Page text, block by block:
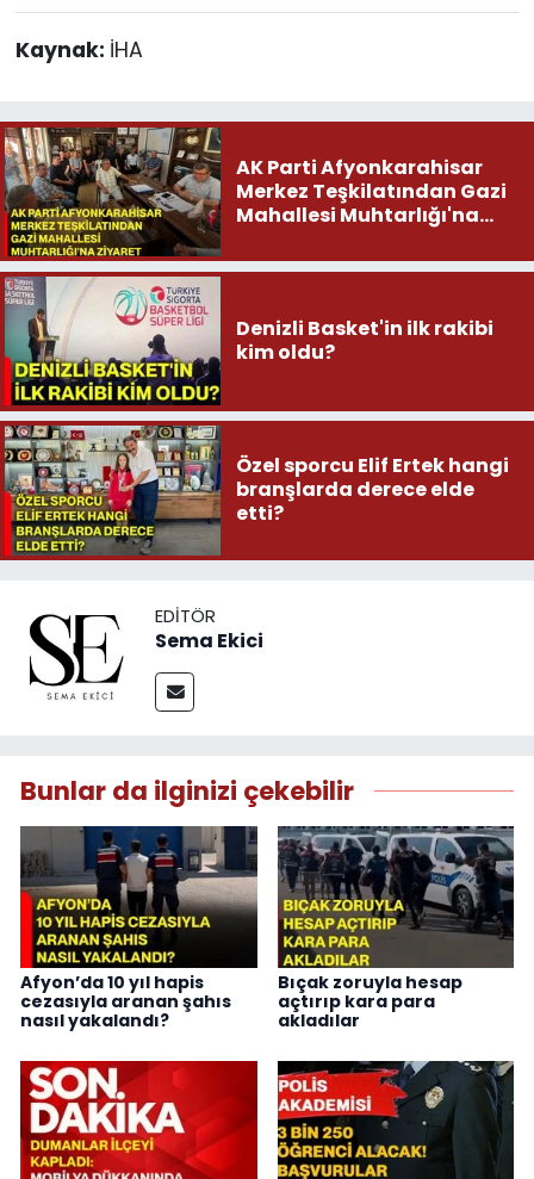
Kaynak: İHA
AK Parti Afyonkarahisar
Merkez Teşkilatından Gazi
Mahallesi Muhtarlığı'na
Denizli Basket'in ilk rakibi
kim oldu?
Özel sporcu Elif Ertek hangi
branşlarda derece elde
etti?
EDITÖR
Sema Ekici
Bunlar da ilginizi çekebilir
Afyon’da 10 yıl hapis
cezasıyla aranan şahıs
nasıl yakalandı?
Bıçak zoruyla hesap
açtırıp kara para
akladılar